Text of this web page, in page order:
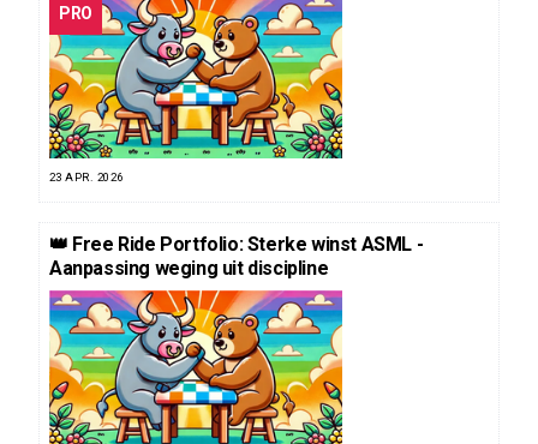
PRO
23 APR. 2026
👑 Free Ride Portfolio: Sterke winst ASML -
Aanpassing weging uit discipline